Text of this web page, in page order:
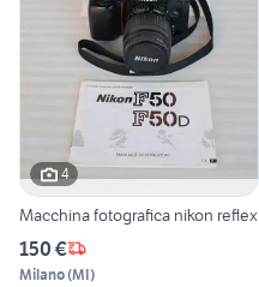
4
Macchina fotografica nikon reflex
150 €
Milano(MI)